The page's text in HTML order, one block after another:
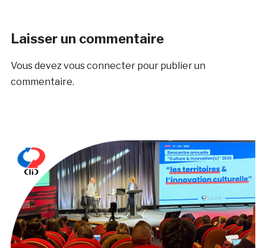
Laisser un commentaire
Vous devezvous connecterpour publier un
commentaire.